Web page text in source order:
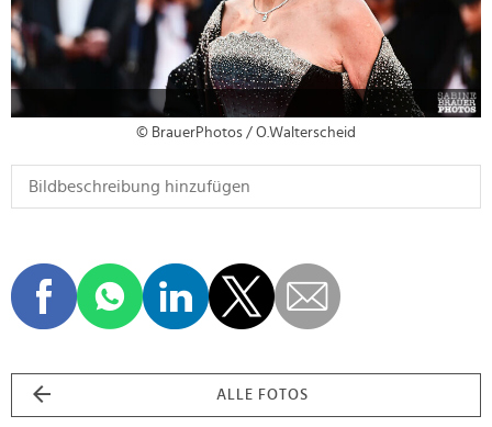
© BrauerPhotos / O.Walterscheid
ALLE FOTOS